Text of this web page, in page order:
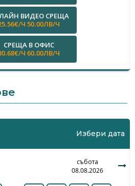
ВИДЕО СРЕЩА
Ч 50.00ЛВ/Ч
В ОФИС
Ч 60.00ЛВ/Ч
Избери дата
събота
08.08.2026